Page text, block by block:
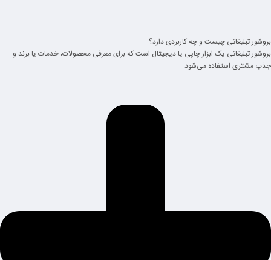
بروشور تبلیغاتی چیست و چه کاربردی دارد؟
بروشور تبلیغاتی یک ابزار چاپی یا دیجیتال است که برای معرفی محصولات، خدمات یا برند و
جذب مشتری استفاده می‌شود.